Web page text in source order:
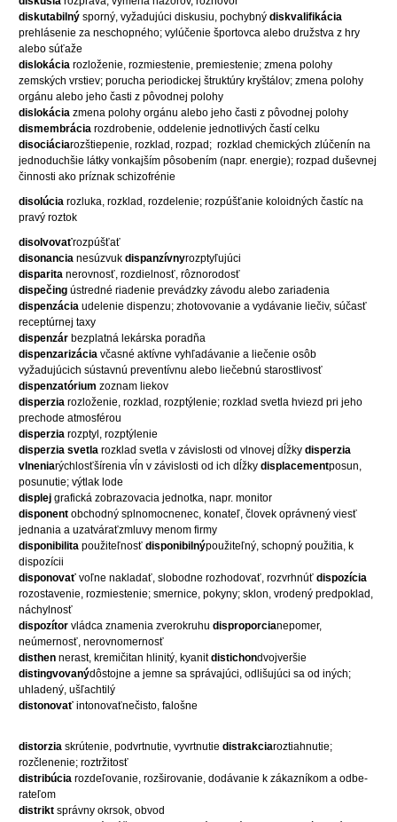
diskutabilný sporný, vyžadujúci diskusiu, pochybný diskvalifikácia
prehlásenie za neschopného; vylúčenie športovca alebo družstva z hry
alebo súťaže
dislokácia rozloženie, rozmiestenie, premiestenie; zmena polohy
zemských vrstiev; porucha periodickej štruktúry kryštálov; zmena polohy
orgánu alebo jeho časti z pôvodnej polohy
dislokácia zmena polohy orgánu alebo jeho časti z pôvodnej polohy
dismembrácia rozdrobenie, oddelenie jednotlivých častí celku
disociáciarozštiepenie, rozklad, rozpad; rozklad chemických zlúčenín na
jednoduchšie látky vonkajším pôsobením (napr. energie); rozpad duševnej
činnosti ako príznak schizofrénie
disolúcia rozluka, rozklad, rozdelenie; rozpúšťanie koloidných častíc na
pravý roztok
disolvovaťrozpúšťať
disonancia nesúzvuk dispanzívnyrozptyľujúci
disparita nerovnosť, rozdielnosť, rôznorodosť
dispečing ústredné riadenie prevádzky závodu alebo zariadenia
dispenzácia udelenie dispenzu; zhotovovanie a vydávanie liečiv, súčasť
receptúrnej taxy
dispenzár bezplatná lekárska poradňa
dispenzarizácia včasné aktívne vyhľadávanie a liečenie osôb
vyžadujúcich sústavnú preventívnu alebo liečebnú starostlivosť
dispenzatórium zoznam liekov
disperzia rozloženie, rozklad, rozptýlenie; rozklad svetla hviezd pri jeho
prechode atmosférou
disperzia rozptyl, rozptýlenie
disperzia svetla rozklad svetla v závislosti od vlnovej dĺžky disperzia
vlneniarýchlosťšírenia vĺn v závislosti od ich dĺžky displacementposun,
posunutie; výtlak lode
displej grafická zobrazovacia jednotka, napr. monitor
disponent obchodný splnomocnenec, konateľ, človek oprávnený viesť
jednania a uzatváraťzmluvy menom firmy
disponibilita použiteľnosť disponibilnýpoužiteľný, schopný použitia, k
dispozícii
disponovať voľne nakladať, slobodne rozhodovať, rozvrhnúť dispozícia
rozostavenie, rozmiestenie; smernice, pokyny; sklon, vrodený predpoklad,
náchylnosť
dispozítor vládca znamenia zverokruhu disproporcianepomer,
neúmernosť, nerovnomernosť
disthen nerast, kremičitan hlinitý, kyanitdistichondvojveršie
distingvovanýdôstojne a jemne sa správajúci, odlišujúci sa od iných;
uhladený, ušľachtilý
distonovať intonovaťnečisto, falošne
distorzia skrútenie, podvrtnutie, vyvrtnutie distrakciaroztiahnutie;
rozčlenenie; roztržitosť
distribúcia rozdeľovanie, rozširovanie, dodávanie k zákazníkom a odbe-
rateľom
distrikt správny okrsok, obvod